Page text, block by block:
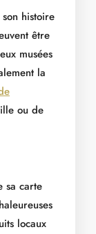
histoire
être
musées
la
ou de
sa carte
locaux